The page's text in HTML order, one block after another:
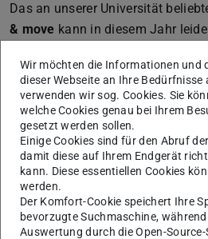
Das an unserer Universität
& move kann in diesem Jahr
Grund hierfür sind die
Rahmenbedingungen im
Hessischen Hochschulpakt. Die
reichen nicht aus, um die
Qualität und Größenordnung zu
sorgfältiger Prüfung und
relevanten Aspekte wurde daher
diesem Jahr auszusetzen.
Die Entscheidung ist nicht
Wir möchten die Informationen und
dieser Webseite an Ihre Bedürfnisse
verwenden wir sog. Cookies. Sie
welche Cookies genau bei Ihrem
gesetzt werden sollen.
Einige Cookies sind für den Abruf
damit diese auf Ihrem Endgerät
kann. Diese essentiellen Cookies
werden.
Der Komfort-Cookie speichert Ihre
bevorzugte Suchmaschine, während
Auswertung durch die Open-